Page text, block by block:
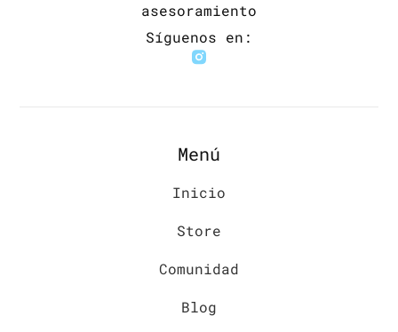
asesoramiento
Síguenos en:
Menú
Inicio
Store
Comunidad
Blog